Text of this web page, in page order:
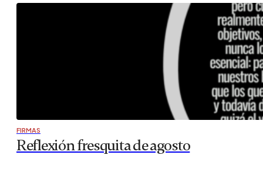
FIRMAS
Reflexión fresquita de agosto